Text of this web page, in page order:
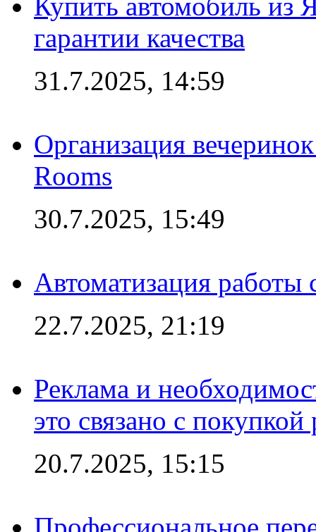
гарантии качества
31.7.2025, 14:59
Организация
Rooms
30.7.2025, 15:49
Автоматизация работы
22.7.2025, 21:19
Реклама и
это связано с покупкой
20.7.2025, 15:15